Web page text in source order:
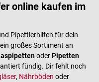
online kaufen im
Pipettierhilfen für dein
großes Sortiment an
oderPipetten
fündig. Dir fehlt noch
, Nährböden oder